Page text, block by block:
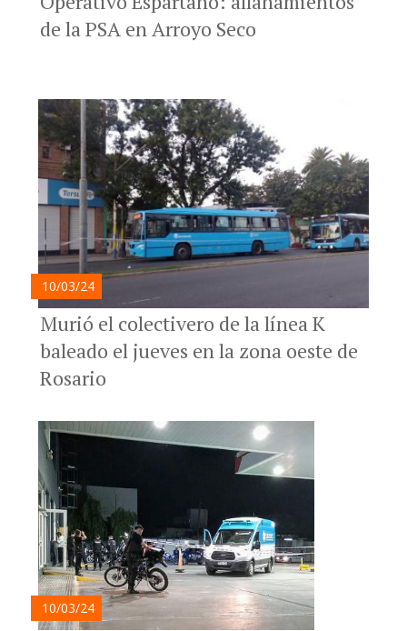
de la PSA en Arroyo Seco
10/03/24
Murió el colectivero de la línea K
baleado el jueves en la zona oeste de
Rosario
10/03/24